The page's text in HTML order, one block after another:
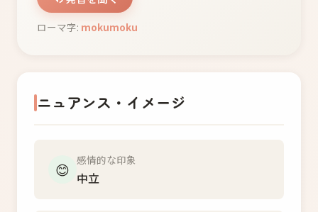
ローマ字: mokumoku
ニュアンス・イメージ
😊 感情的な印象
中立